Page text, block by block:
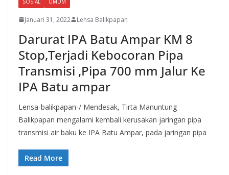
Januari 31, 2022 Lensa Balikpapan
Darurat IPA Batu Ampar KM 8
Stop,Terjadi Kebocoran Pipa
Transmisi ,Pipa 700 mm Jalur Ke
IPA Batu ampar
Lensa-balikpapan-/ Mendesak, Tirta Manuntung
Balikpapan mengalami kembali kerusakan jaringan pipa
transmisi air baku ke IPA Batu Ampar, pada jaringan pipa
Read More